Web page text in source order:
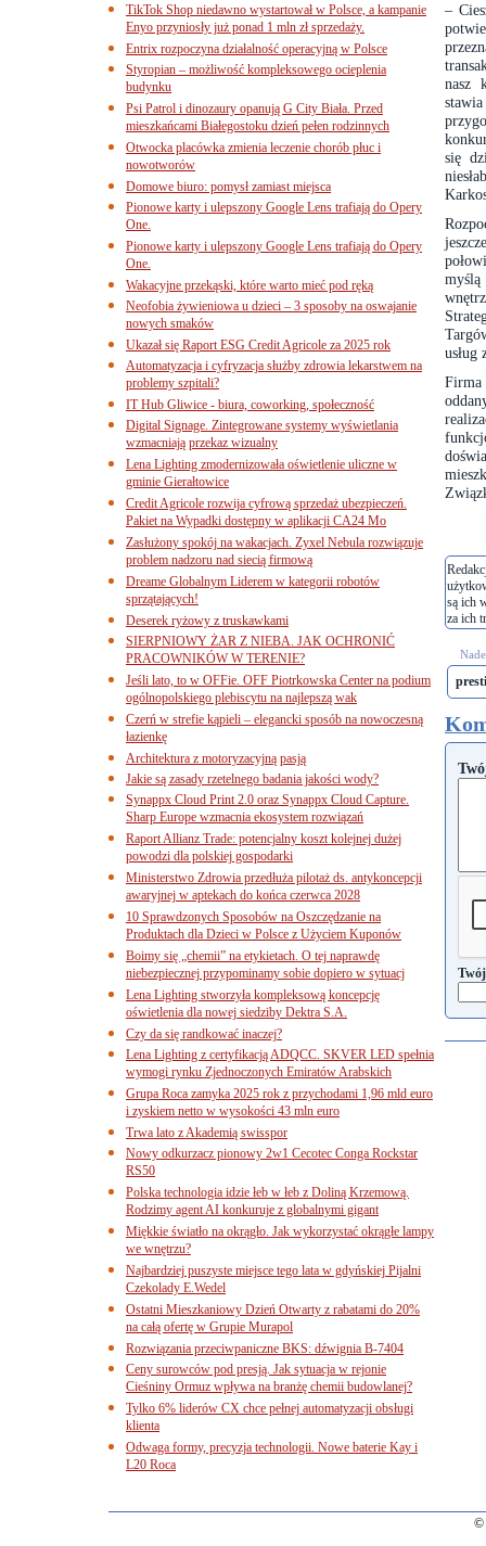
–
nasz
się
myślą
usług
są ich
za ich
TikTok Shop niedawno wystartował w Polsce, a kampanie
Enyo przyniosły już ponad 1 mln zł sprzedaży.
Entrix rozpoczyna działalność operacyjną w Polsce
Styropian – możliwość kompleksowego ocieplenia
budynku
Psi Patrol i dinozaury opanują G City Biała. Przed
mieszkańcami Białegostoku dzień pełen rodzinnych
Otwocka placówka zmienia leczenie chorób płuc i
nowotworów
Domowe biuro: pomysł zamiast miejsca
Pionowe karty i ulepszony Google Lens trafiają do Opery
One.
Pionowe karty i ulepszony Google Lens trafiają do Opery
One.
Wakacyjne przekąski, które warto mieć pod ręką
Neofobia żywieniowa u dzieci – 3 sposoby na oswajanie
nowych smaków
Ukazał się Raport ESG Credit Agricole za 2025 rok
Automatyzacja i cyfryzacja służby zdrowia lekarstwem na
problemy szpitali?
IT Hub Gliwice - biura, coworking, społeczność
Digital Signage. Zintegrowane systemy wyświetlania
wzmacniają przekaz wizualny
Lena Lighting zmodernizowała oświetlenie uliczne w
gminie Gierałtowice
Credit Agricole rozwija cyfrową sprzedaż ubezpieczeń.
Pakiet na Wypadki dostępny w aplikacji CA24 Mo
Zasłużony spokój na wakacjach. Zyxel Nebula rozwiązuje
problem nadzoru nad siecią firmową
Dreame Globalnym Liderem w kategorii robotów
sprzątających!
Deserek ryżowy z truskawkami
SIERPNIOWY ŻAR Z NIEBA. JAK OCHRONIĆ
PRACOWNIKÓW W TERENIE?
Jeśli lato, to w OFFie. OFF Piotrkowska Center na podium
ogólnopolskiego plebiscytu na najlepszą wak
Czerń w strefie kąpieli – elegancki sposób na nowoczesną
łazienkę
Architektura z motoryzacyjną pasją
Jakie są zasady rzetelnego badania jakości wody?
Synappx Cloud Print 2.0 oraz Synappx Cloud Capture.
Sharp Europe wzmacnia ekosystem rozwiązań
Raport Allianz Trade: potencjalny koszt kolejnej dużej
powodzi dla polskiej gospodarki
Ministerstwo Zdrowia przedłuża pilotaż ds. antykoncepcji
awaryjnej w aptekach do końca czerwca 2028
10 Sprawdzonych Sposobów na Oszczędzanie na
Produktach dla Dzieci w Polsce z Użyciem Kuponów
Boimy się „chemii” na etykietach. O tej naprawdę
niebezpiecznej przypominamy sobie dopiero w sytuacj
Lena Lighting stworzyła kompleksową koncepcję
oświetlenia dla nowej siedziby Dektra S.A.
Czy da się randkować inaczej?
Lena Lighting z certyfikacją ADQCC. SKVER LED spełnia
wymogi rynku Zjednoczonych Emiratów Arabskich
Grupa Roca zamyka 2025 rok z przychodami 1,96 mld euro
i zyskiem netto w wysokości 43 mln euro
Trwa lato z Akademią swisspor
Nowy odkurzacz pionowy 2w1 Cecotec Conga Rockstar
RS50
Polska technologia idzie łeb w łeb z Doliną Krzemową.
Rodzimy agent AI konkuruje z globalnymi gigant
Miękkie światło na okrągło. Jak wykorzystać okrągłe lampy
we wnętrzu?
Najbardziej puszyste miejsce tego lata w gdyńskiej Pijalni
Czekolady E.Wedel
Ostatni Mieszkaniowy Dzień Otwarty z rabatami do 20%
na całą ofertę w Grupie Murapol
Rozwiązania przeciwpaniczne BKS: dźwignia B-7404
Ceny surowców pod presją. Jak sytuacja w rejonie
Cieśniny Ormuz wpływa na branżę chemii budowlanej?
Tylko 6% liderów CX chce pełnej automatyzacji obsługi
klienta
Odwaga formy, precyzja technologii. Nowe baterie Kay i
L20 Roca
©